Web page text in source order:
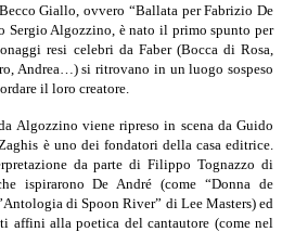
Giallo, ovvero “Ballata per Fabrizio De
Sergio Algozzino, è nato il primo spunto per
resi celebri da Faber (Bocca di Rosa,
Andrea…) si ritrovano in un luogo sospeso
il loro creatore.
Algozzino viene ripreso in scena da Guido
è uno dei fondatori della casa editrice.
da parte di Filippo Tognazzo di
ispirarono De André (come “Donna de
di Spoon River” di Lee Masters) ed
affini alla poetica del cantautore (come nel